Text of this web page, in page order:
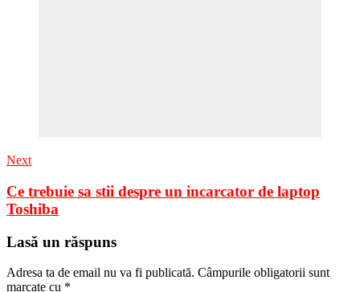
Next
Ce trebuie sa stii despre un incarcator de laptop
Toshiba
Lasă un răspuns
Adresa ta de email nu va fi publicată. Câmpurile obligatorii sunt
marcate cu *